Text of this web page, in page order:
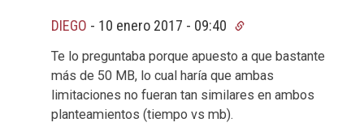
DIEGO - 10 enero 2017 - 09:40
Te lo preguntaba porque apuesto a que bastante
más de 50 MB, lo cual haría que ambas
limitaciones no fueran tan similares en ambos
planteamientos (tiempo vs mb).